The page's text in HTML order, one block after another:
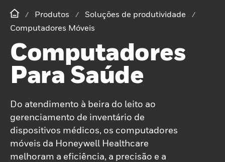
Produtos
Soluções de produtividade
Computadores Móveis
Computadores
Para Saúde
Do atendimento à beira do leito ao
gerenciamento de inventário de
dispositivos médicos, os computadores
móveis da Honeywell Healthcare
melhoram a eficiência, a precisão e a